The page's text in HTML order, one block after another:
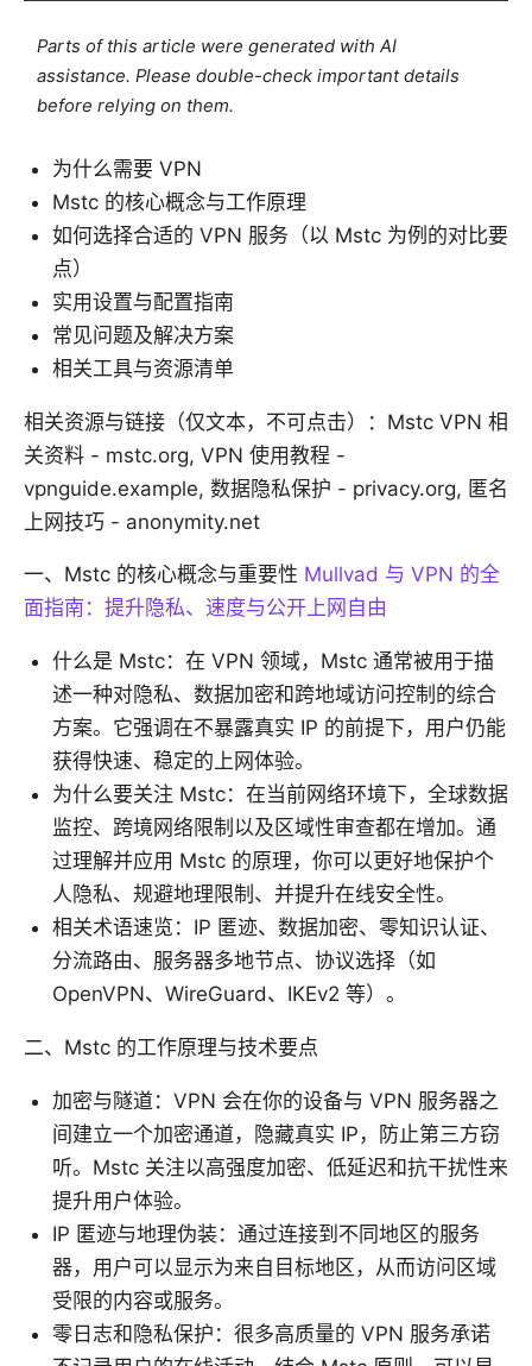
Parts of this article were generated with AI
assistance. Please double-check important details
before relying on them.
为什么需要 VPN
Mstc 的核心概念与工作原理
如何选择合适的 VPN 服务（以 Mstc 为例的对比要
点）
实用设置与配置指南
常见问题及解决方案
相关工具与资源清单
相关资源与链接（仅文本，不可点击）：Mstc VPN 相
关资料 - mstc.org, VPN 使用教程 -
vpnguide.example, 数据隐私保护 - privacy.org, 匿名
上网技巧 - anonymity.net
一、Mstc 的核心概念与重要性 Mullvad 与 VPN 的全
面指南：提升隐私、速度与公开上网自由
什么是 Mstc：在 VPN 领域，Mstc 通常被用于描
述一种对隐私、数据加密和跨地域访问控制的综合
方案。它强调在不暴露真实 IP 的前提下，用户仍能
获得快速、稳定的上网体验。
为什么要关注 Mstc：在当前网络环境下，全球数据
监控、跨境网络限制以及区域性审查都在增加。通
过理解并应用 Mstc 的原理，你可以更好地保护个
人隐私、规避地理限制、并提升在线安全性。
相关术语速览：IP 匿迹、数据加密、零知识认证、
分流路由、服务器多地节点、协议选择（如
OpenVPN、WireGuard、IKEv2 等）。
二、Mstc 的工作原理与技术要点
加密与隧道：VPN 会在你的设备与 VPN 服务器之
间建立一个加密通道，隐藏真实 IP，防止第三方窃
听。Mstc 关注以高强度加密、低延迟和抗干扰性来
提升用户体验。
IP 匿迹与地理伪装：通过连接到不同地区的服务
器，用户可以显示为来自目标地区，从而访问区域
受限的内容或服务。
零日志和隐私保护：很多高质量的 VPN 服务承诺